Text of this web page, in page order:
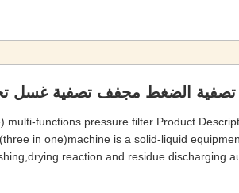
تصفية الضغط مجفف تصفية غسل
multi-functions pressure filter Product
in one)machine is a solid-liquid
reaction and residue discharging